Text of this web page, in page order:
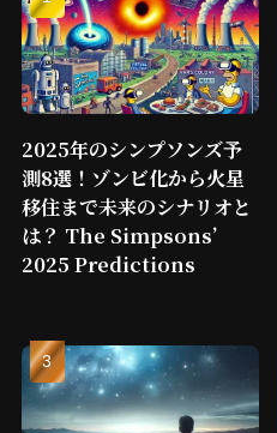
2025年のシンプソンズ予
測8選！ゾンビ化から火星
移住まで未来のシナリオと
は？ The Simpsons’
2025 Predictions